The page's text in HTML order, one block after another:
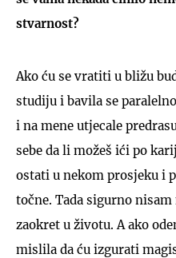
stvarnost?
Ako ću se vratiti u bližu
studiju i bavila se
i na mene utjecale
sebe da li možeš ići po
ostati u nekom prosjeku i
točne. Tada sigurno
zaokret u životu. A ako
mislila da ću izgurati